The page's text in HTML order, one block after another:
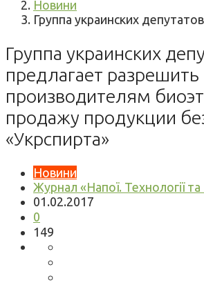
Новини
​Группа украинских
​Группа украинских
предлагает разрешить
производителям
продажу продукции
«Укрспирта»
Новини
Журнал «Напої. Технології та
01.02.2017
0
149